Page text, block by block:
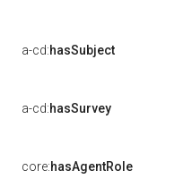
a-cd:hasSubject
a-cd:hasSurvey
core:hasAgentRole